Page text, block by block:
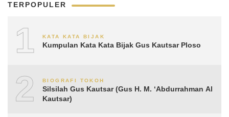
TERPOPULER
1 KATA KATA BIJAK
Kumpulan Kata Kata Bijak Gus Kautsar Ploso
2 BIOGRAFI TOKOH
Silsilah Gus Kautsar (Gus H. M. ‘Abdurrahman Al
Kautsar)